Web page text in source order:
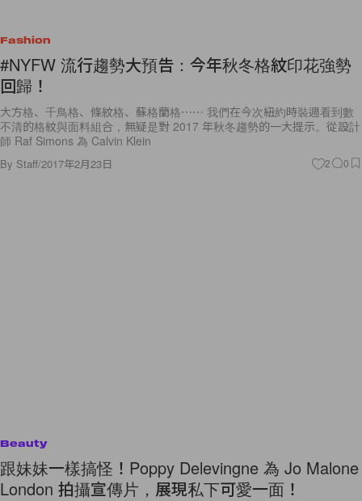
Fashion
#NYFW 流行趨勢大預告：今年秋冬格紋印花強勢
回歸！
大方格、千鳥格、條紋格、蘇格蘭格⋯⋯ 我們在今次紐約時裝週看到數
不清的格紋與面料組合，無疑是對 2017 年秋冬趨勢的一大提示。從設計
師 Raf Simons 為 Calvin Klein
By Staff/2017年2月23日 2 0
Beauty
跟妹妹一樣搞怪！Poppy Delevingne 為 Jo Malone
London 拍攝宣傳片，展現私下可愛一面！